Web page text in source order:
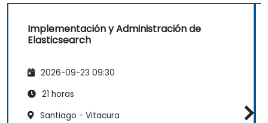
Implementación y Administración de
Elasticsearch
2026-09-23 09:30
21 horas
Santiago - Vitacura